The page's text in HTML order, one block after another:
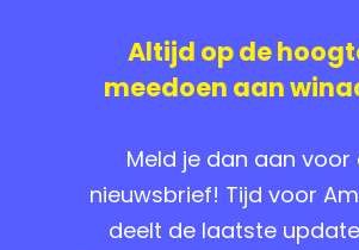
Altijd op de
meedoen aan
Meld je dan aan voor
nieuwsbrief! Tijd voor
deelt de laatste